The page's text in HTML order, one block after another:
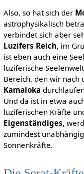
Also, so hat sich der
astrophysikalisch
verbindet sich aber
Luzifers Reich, im
ist eben auch eine
luziferische
Bereich, den wir nach
Kamaloka
Und da ist in etwa
luziferischen Kräfte
Eigenständiges,
zumindest
Sonnenkräfte.